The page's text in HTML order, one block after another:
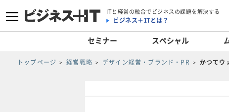
ITと経営の融合でビジネスの課題を解決する
ビジネス＋ITとは？
セミナー スペシャル
トップページ 経営戦略 デザイン経営・ブランド・PR かつてウ